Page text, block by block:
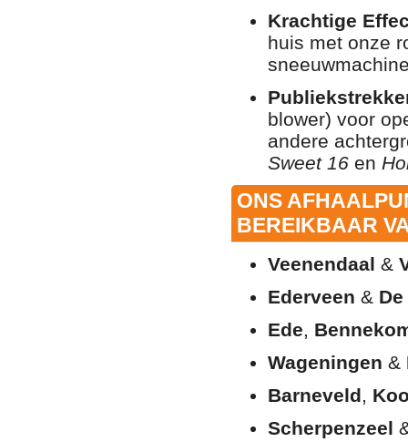
Krachtige
huis met onze
blower) voor
andere
Sweet 16 en
ONS
BEREIKBAAR
Veenendaal &
Ederveen &
Ede
Wageningen &
Barneveld
Scherpenzeel